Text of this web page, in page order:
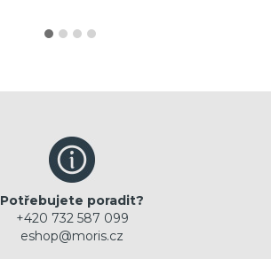
Potřebujete poradit?
+420 732 587 099
eshop@moris.cz